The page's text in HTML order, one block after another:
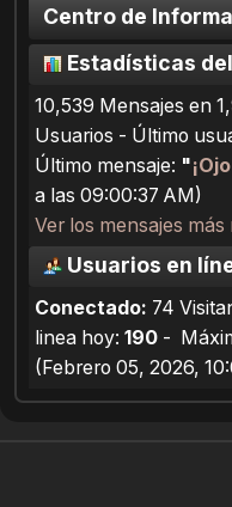
Centro de
Estadísticas
10,539 Mensajes en
Usuarios - Último
Último mensaje: "
a las 09:00:37 AM)
Ver los mensajes
Usuarios en
Conectado: 74
linea hoy: 190 -
(Febrero 05, 2026,